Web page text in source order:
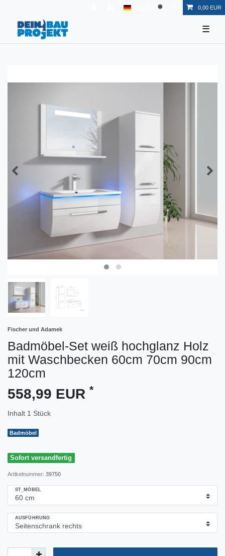
0,00 EUR
☰
Fischer und Adamek
Badmöbel-Set weiß hochglanz Holz
mit Waschbecken 60cm 70cm 90cm
120cm
558,99 EUR *
Inhalt 1 Stück
Badmöbel
Sofort versandfertig
Artikelnummer: 39750
ST_MÖBEL
AUSFÜHRUNG